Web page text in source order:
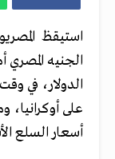
استيقظ
الدولار، في
على أوكرانيا،
أسعار السلع